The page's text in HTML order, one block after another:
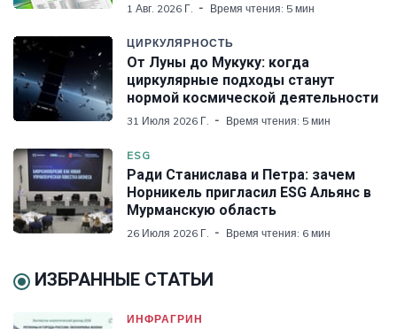
1 Авг. 2026 Г. Время чтения: 5 мин
ЦИРКУЛЯРНОСТЬ
От Луны до Мукуку: когда
циркулярные подходы станут
нормой космической деятельности
31 Июля 2026 Г. Время чтения: 5 мин
ESG
Ради Станислава и Петра: зачем
Норникель пригласил ESG Альянс в
Мурманскую область
26 Июля 2026 Г. Время чтения: 6 мин
ИЗБРАННЫЕ СТАТЬИ
ИНФРАГРИН